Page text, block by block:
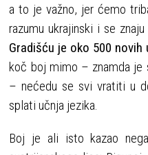
a to je važno, jer ćemo
razumu ukrajinski i se
Gradišću je oko 500
koč boj mimo – znamda je
– nećedu se svi vratiti u
splati učnja jezika.
Boj je ali isto kazao